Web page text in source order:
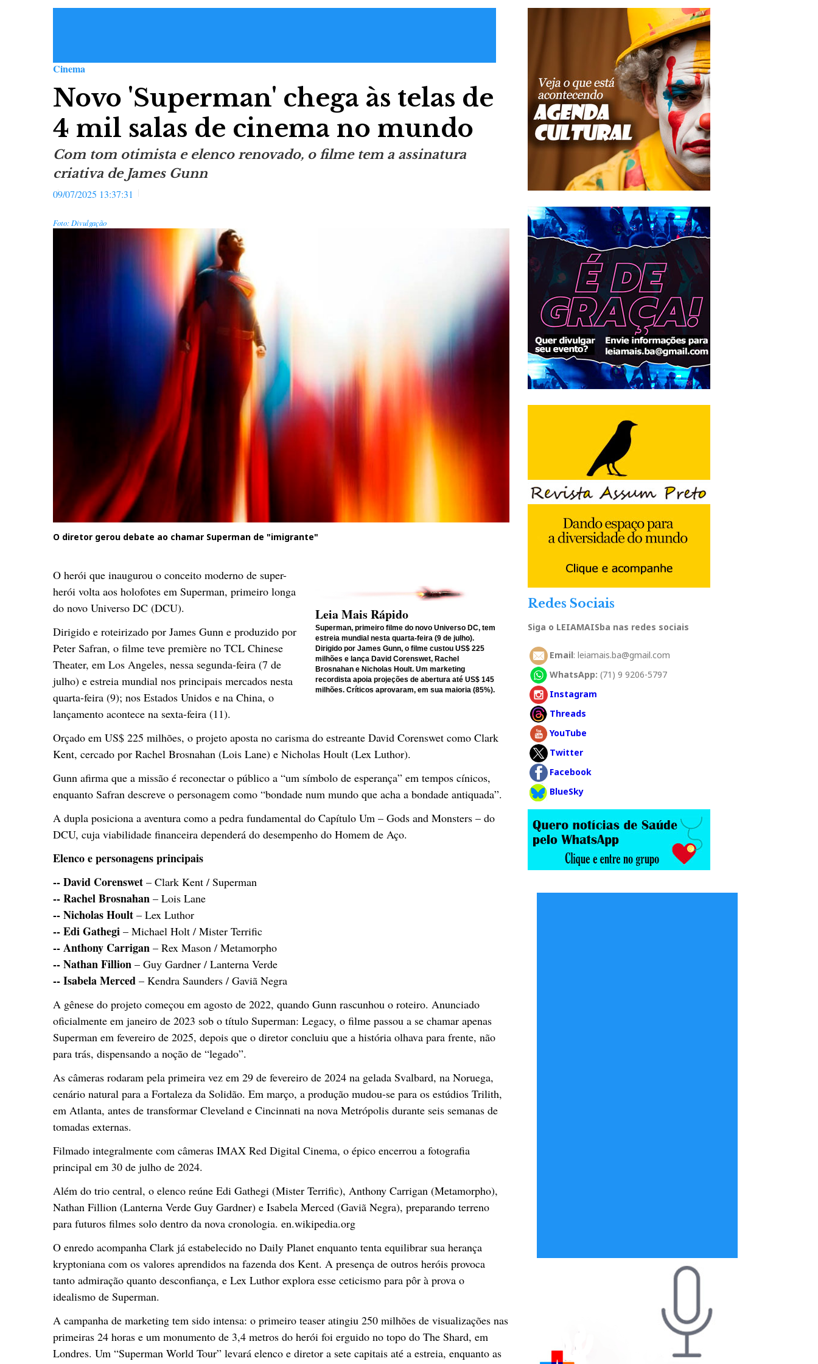
Cinema
Novo 'Superman' chega às telas de
4 mil salas de cinema no mundo
Com tom otimista e elenco renovado, o filme tem a assinatura
criativa de James Gunn
09/07/2025 13:37:31
Foto: Divulgação
O diretor gerou debate ao chamar Superman de "imigrante"
Leia Mais Rápido
Superman, primeiro filme do novo Universo DC, tem
estreia mundial nesta quarta-feira (9 de julho).
Dirigido por James Gunn, o filme custou US$ 225
milhões e lança David Corenswet, Rachel
Brosnahan e Nicholas Hoult. Um marketing
recordista apoia projeções de abertura até US$ 145
milhões. Críticos aprovaram, em sua maioria (85%).
O herói que inaugurou o conceito moderno de super-
herói volta aos holofotes em Superman, primeiro longa
do novo Universo DC (DCU).
Dirigido e roteirizado por James Gunn e produzido por
Peter Safran, o filme teve première no TCL Chinese
Theater, em Los Angeles, nessa segunda-feira (7 de
julho) e estreia mundial nos principais mercados nesta
quarta-feira (9); nos Estados Unidos e na China, o
lançamento acontece na sexta-feira (11).
Orçado em US$ 225 milhões, o projeto aposta no carisma do estreante David Corenswet como Clark
Kent, cercado por Rachel Brosnahan (Lois Lane) e Nicholas Hoult (Lex Luthor).
Gunn afirma que a missão é reconectar o público a “um símbolo de esperança” em tempos cínicos,
enquanto Safran descreve o personagem como “bondade num mundo que acha a bondade antiquada”.
A dupla posiciona a aventura como a pedra fundamental do Capítulo Um – Gods and Monsters – do
DCU, cuja viabilidade financeira dependerá do desempenho do Homem de Aço.
Elenco e personagens principais
-- David Corenswet – Clark Kent / Superman
--Rachel Brosnahan – Lois Lane
--Nicholas Hoult – Lex Luthor
--Edi Gathegi – Michael Holt / Mister Terrific
--Anthony Carrigan – Rex Mason / Metamorpho
--Nathan Fillion – Guy Gardner / Lanterna Verde
--Isabela Merced – Kendra Saunders / Gaviã Negra
A gênese do projeto começou em agosto de 2022, quando Gunn rascunhou o roteiro. Anunciado
oficialmente em janeiro de 2023 sob o título Superman: Legacy, o filme passou a se chamar apenas
Superman em fevereiro de 2025, depois que o diretor concluiu que a história olhava para frente, não
para trás, dispensando a noção de “legado”.
As câmeras rodaram pela primeira vez em 29 de fevereiro de 2024 na gelada Svalbard, na Noruega,
cenário natural para a Fortaleza da Solidão. Em março, a produção mudou-se para os estúdios Trilith,
em Atlanta, antes de transformar Cleveland e Cincinnati na nova Metrópolis durante seis semanas de
tomadas externas.
Filmado integralmente com câmeras IMAX Red Digital Cinema, o épico encerrou a fotografia
principal em 30 de julho de 2024.
Além do trio central, o elenco reúne Edi Gathegi (Mister Terrific), Anthony Carrigan (Metamorpho),
Nathan Fillion (Lanterna Verde Guy Gardner) e Isabela Merced (Gaviã Negra), preparando terreno
para futuros filmes solo dentro da nova cronologia. en.wikipedia.org
O enredo acompanha Clark já estabelecido no Daily Planet enquanto tenta equilibrar sua herança
kryptoniana com os valores aprendidos na fazenda dos Kent. A presença de outros heróis provoca
tanto admiração quanto desconfiança, e Lex Luthor explora esse ceticismo para pôr à prova o
idealismo de Superman.
A campanha de marketing tem sido intensa: o primeiro teaser atingiu 250 milhões de visualizações nas
primeiras 24 horas e um monumento de 3,4 metros do herói foi erguido no topo do The Shard, em
Londres. Um “Superman World Tour” levará elenco e diretor a sete capitais até a estreia, enquanto as
Redes Sociais
Siga o LEIAMAISba nas redes sociais
Email: leiamais.ba@gmail.com
WhatsApp: (71) 9 9206-5797
Instagram
Threads
YouTube
Twitter
Facebook
BlueSky